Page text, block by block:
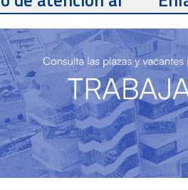
de contacto
259 462
de contacto
SAC